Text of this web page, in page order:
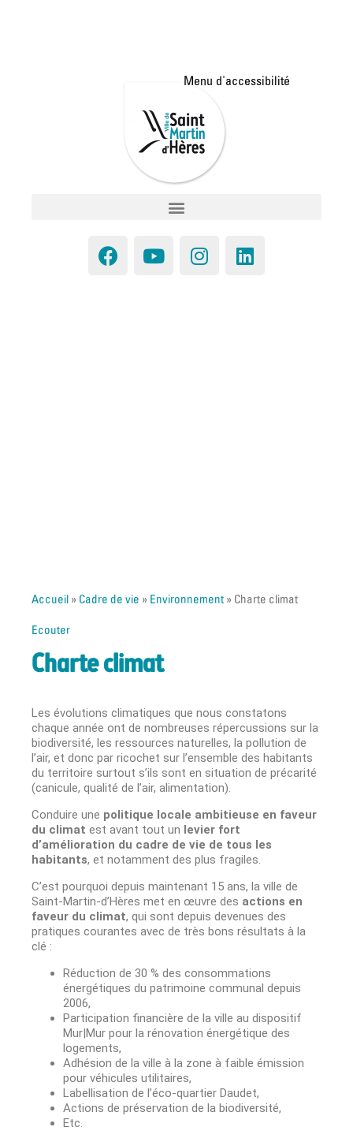
Accueil » Cadre de vie » Environnement » Charte climat
Ecouter
Charte climat
Les évolutions climatiques que nous constatons
chaque année ont de nombreuses répercussions sur la
biodiversité, les ressources naturelles, la pollution de
l’air, et donc par ricochet sur l’ensemble des habitants
du territoire surtout s’ils sont en situation de précarité
(canicule, qualité de l’air, alimentation).
Conduire une politique locale ambitieuse en faveur
du climat est avant tout un levier fort
d’amélioration du cadre de vie de tous les
habitants, et notamment des plus fragiles.
C’est pourquoi depuis maintenant 15 ans, la ville de
Saint-Martin-d’Hères met en œuvre des actions en
faveur du climat, qui sont depuis devenues des
pratiques courantes avec de très bons résultats à la
clé :
Réduction de 30 % des consommations
énergétiques du patrimoine communal depuis
2006,
Participation financière de la ville au dispositif
Mur|Mur pour la rénovation énergétique des
logements,
Adhésion de la ville à la zone à faible émission
pour véhicules utilitaires,
Labellisation de l’éco-quartier Daudet,
Actions de préservation de la biodiversité,
Etc.